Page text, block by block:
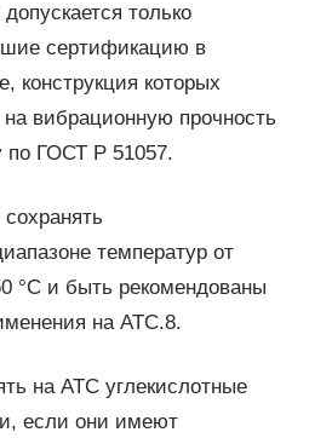
только
сертификацию в
конструкция которых
вибрационную прочность
по ГОСТ Р 51057.
температур от
°С и быть рекомендованы
на АТС.8.
на АТС углекислотные
если они имеют